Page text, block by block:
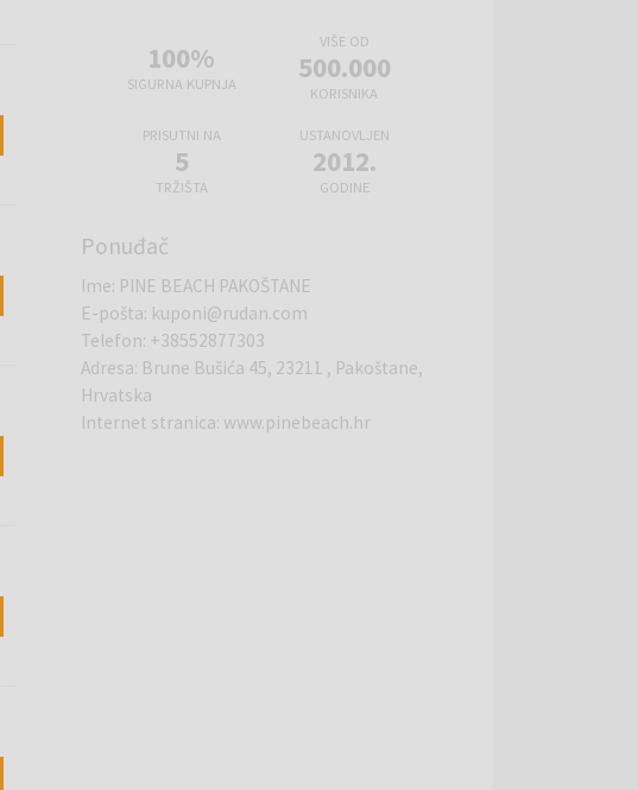
100%
SIGURNA KUPNJA
VIŠE OD
500.000
KORISNIKA
PRISUTNI NA
5
TRŽIŠTA
USTANOVLJEN
2012.
GODINE
Ponuđač
Ime: PINE BEACH PAKOŠTANE
E-pošta: kuponi@rudan.com
Telefon: +38552877303
Adresa: Brune Bušića 45, 23211 , Pakoštane,
Hrvatska
Internet stranica: www.pinebeach.hr